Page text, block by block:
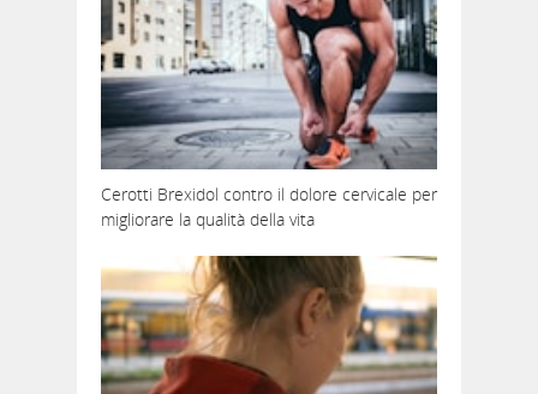
Cerotti Brexidol contro il dolore cervicale per
migliorare la qualità della vita